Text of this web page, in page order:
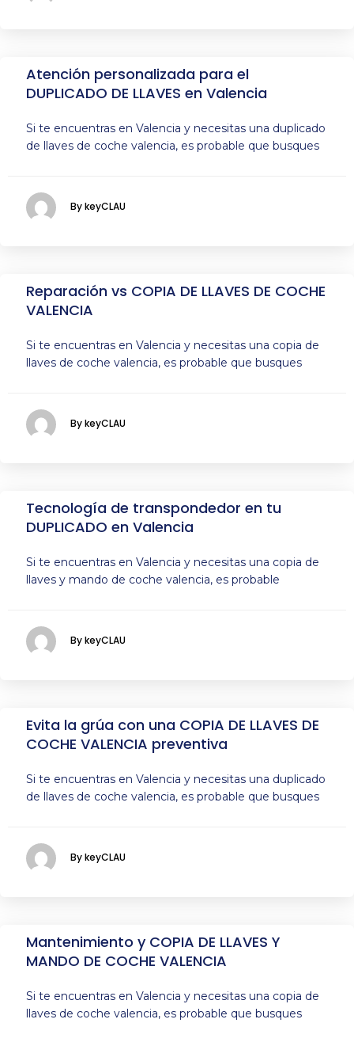
Atención personalizada para el
DUPLICADO DE LLAVES en Valencia
Si te encuentras en Valencia y necesitas una duplicado
de llaves de coche valencia, es probable que busques
By keyCLAU
Reparación vs COPIA DE LLAVES DE COCHE
VALENCIA
Si te encuentras en Valencia y necesitas una copia de
llaves de coche valencia, es probable que busques
By keyCLAU
Tecnología de transpondedor en tu
DUPLICADO en Valencia
Si te encuentras en Valencia y necesitas una copia de
llaves y mando de coche valencia, es probable
By keyCLAU
Evita la grúa con una COPIA DE LLAVES DE
COCHE VALENCIA preventiva
Si te encuentras en Valencia y necesitas una duplicado
de llaves de coche valencia, es probable que busques
By keyCLAU
Mantenimiento y COPIA DE LLAVES Y
MANDO DE COCHE VALENCIA
Si te encuentras en Valencia y necesitas una copia de
llaves de coche valencia, es probable que busques